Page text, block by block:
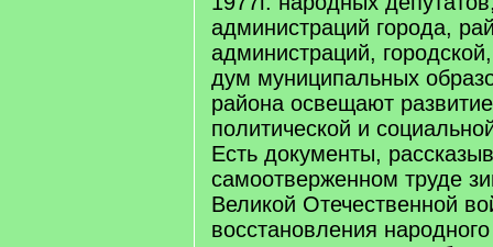
администраций города,
администраций,
дум муниципальных
района освещают
политической и
Есть документы,
самоотверженном труде
Великой Отечественной
восстановления